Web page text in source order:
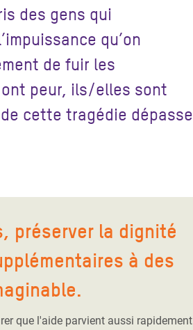
des gens qui
qu’on
de fuir les
ont peur, ils/elles sont
de cette tragédie dépasse
préserver la dignité
à des
que l'aide parvient aussi rapidement